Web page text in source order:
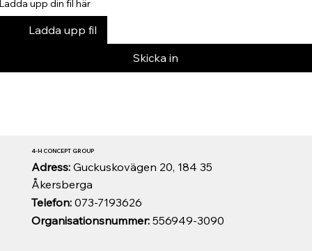
upp din fil här
Ladda upp fil
Skicka in
Organisationsnummer:556949-3090
Telefon:073-7193626
Adress: Guckuskovägen 20, 184 35
Åkersberga
4-H CONCEPT GROUP